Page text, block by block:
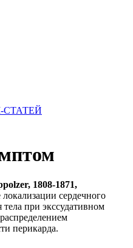
СТАТЕЙ
1808-1871,
сердечного
при экссудативном
перикарда.